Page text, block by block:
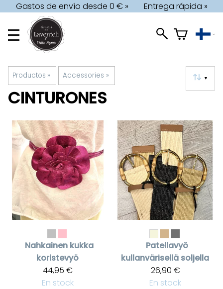
Gastos de envío desde 0 € » Entrega rápida »
Productos ‪» Accessories ‪» ▼
CINTURONES
Nahkainen kukka
koristevyö
44,95 €
En stock
Patellavyö
kullanvärisellä soljella
26,90 €
En stock